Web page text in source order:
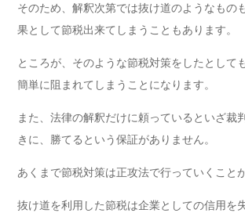
そのため、解釈次第では抜け道のようなもの
果として節税出来てしまうこともあります。
ところが、そのような節税対策をしたとして
簡単に阻まれてしまうことになります。
また、法律の解釈だけに頼っているといざ裁
きに、勝てるという保証がありません。
あくまで節税対策は正攻法で行っていくこと
抜け道を利用した節税は企業としての信用を